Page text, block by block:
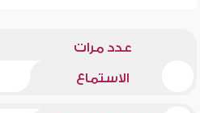
عدد مرات
الاستماع